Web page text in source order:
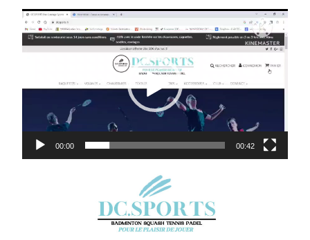
Lecteur
vidéo
00:00 00:42